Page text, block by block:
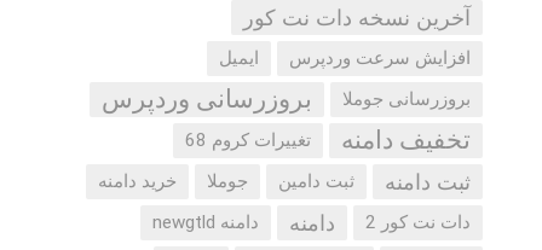
آخرین نسخه دات نت کور
افزایش سرعت وردپرس
ایمیل
بروزرسانی جوملا
بروزرسانی وردپرس
تخفیف دامنه
تغییرات کروم 68
ثبت دامنه ثبت دامین جوملا
خرید دامنه
دات نت کور 2
دامنه
دامنه newgtld